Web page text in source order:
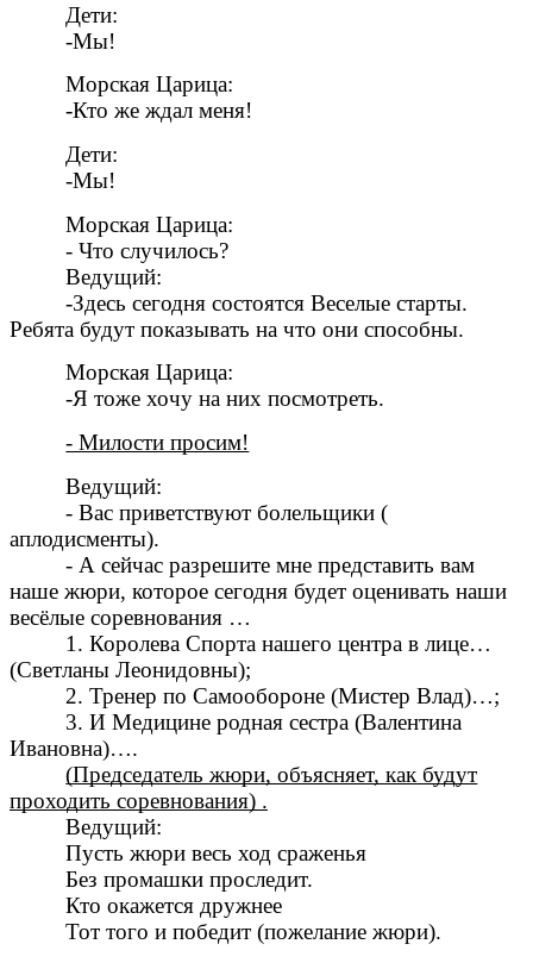
Дети:
-Мы!
Морская Царица:
-Кто же ждал меня!
Дети:
-Мы!
Морская Царица:
- Что случилось?
Ведущий:
-Здесь сегодня состоятся Веселые старты.
Ребята будут показывать на что они способны.
Морская Царица:
-Я тоже хочу на них посмотреть.
- Милости просим!
Ведущий:
- Вас приветствуют болельщики (
аплодисменты).
- А сейчас разрешите мне представить вам
наше жюри, которое сегодня будет оценивать наши
весёлые соревнования …
1. Королева Спорта нашего центра в лице…
(Светланы Леонидовны);
2. Тренер по Самообороне (Мистер Влад)…;
3. И Медицине родная сестра (Валентина
Ивановна)….
(Председатель жюри, объясняет, как будут
проходить соревнования) .
Ведущий:
Пусть жюри весь ход сраженья
Без промашки проследит.
Кто окажется дружнее
Тот того и победит (пожелание жюри).